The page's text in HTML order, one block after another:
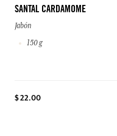
SANTAL CARDAMOME
Jabón
150 g
$ 22.00